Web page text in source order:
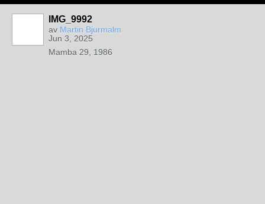
IMG_9992
av Martin Bjurmalm
Jun 3, 2025
Mamba 29, 1986